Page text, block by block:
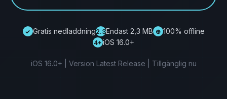
✓ Gratis nedladdning2.3Endast 2,3 MB ⊕ 100% offline
4+ iOS 16.0+
iOS 16.0+ | Version Latest Release | Tillgänglig nu